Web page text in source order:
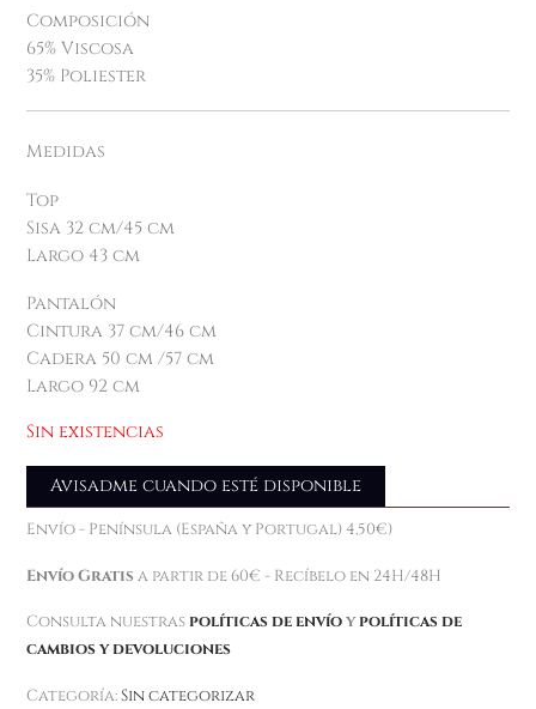
Composición
65% Viscosa
35% Poliester
Medidas
Top
Sisa 32 cm/45 cm
Largo 43 cm
Pantalón
Cintura 37 cm/46 cm
Cadera 50 cm /57 cm
Largo 92 cm
Sin existencias
Avisadme cuando esté disponible
Envío - Península (España y Portugal) 4,50€)
Envío Gratis a partir de 60€ - Recíbelo en 24H/48H
Consulta nuestras políticas de envíoy políticas de
cambios y devoluciones
Categoría:Sin categorizar